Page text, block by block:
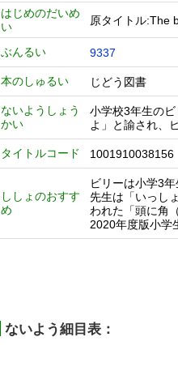
はじめのだいめ
い
原タイトル:The
ぶんるい 9337
本のしゅるい じどう図書
ないようしょう
かい
小学校3年生の
よ」と諭され、
タイトルコード 1001910038156
ししょのおすす
め
ビリーは小学3
先生は「いっし
われた「頭に角
2020年度版小学
ないよう細目表：